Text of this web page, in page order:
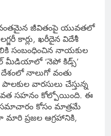
జీవితంపై యువతలో
కార్లు, ఖరీదైన విదేశీ
సంబంధించిన నాయకుల
మీడియాలో ‘నెపో కిడ్స్’
నాలుగో వంతు
వారసులు చేస్తున్న
సహనం కోల్పోయింది. ఈ
కోసం మాత్రమే
మారి ప్రజల ఆగ్రహానికి,